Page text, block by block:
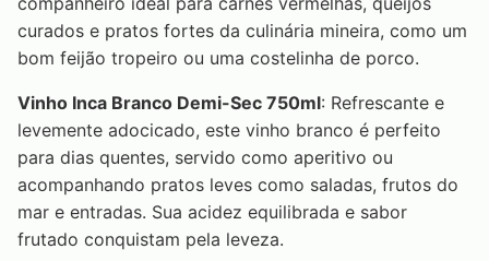
curados e pratos fortes da culinária mineira, como um
bom feijão tropeiro ou uma costelinha de porco.
Vinho Inca Branco Demi-Sec 750ml: Refrescante e
levemente adocicado, este vinho branco é perfeito
para dias quentes, servido como aperitivo ou
acompanhando pratos leves como saladas, frutos do
mar e entradas. Sua acidez equilibrada e sabor
frutado conquistam pela leveza.